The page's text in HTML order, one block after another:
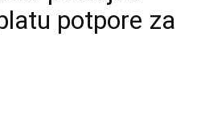
potpore za